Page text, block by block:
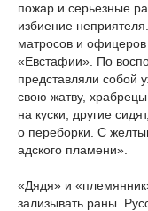
пожар и серьезные
избиение
матросов и офицеров
«Евстафии». По
представляли собой
свою жатву,
на куски, другие
о переборки. С
адского пламени».
«Дядя» и
зализывать раны.